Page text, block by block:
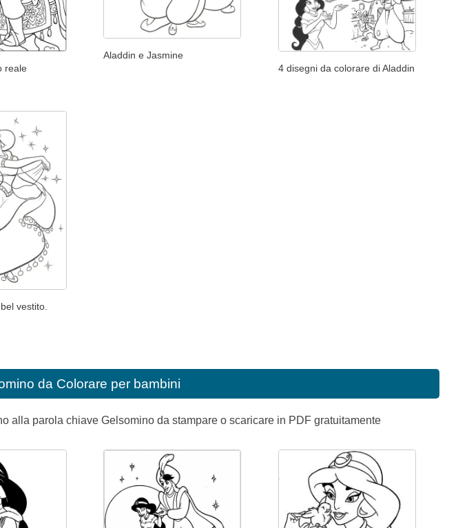
reale
Aladdin e Jasmine
4 disegni da colorare di Aladdin
vestito.
da Colorare per bambini
alla parola chiave Gelsomino da stampare o scaricare in PDF gratuitamente